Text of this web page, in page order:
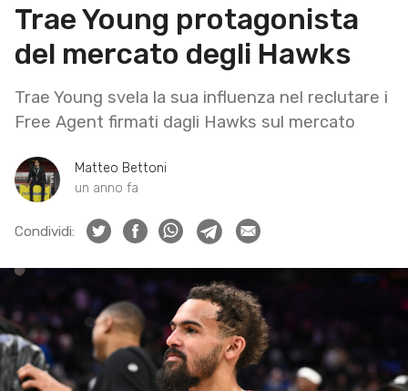
Trae Young protagonista
del mercato degli Hawks
Trae Young svela la sua influenza nel reclutare i
Free Agent firmati dagli Hawks sul mercato
Matteo Bettoni
un anno fa
Condividi: